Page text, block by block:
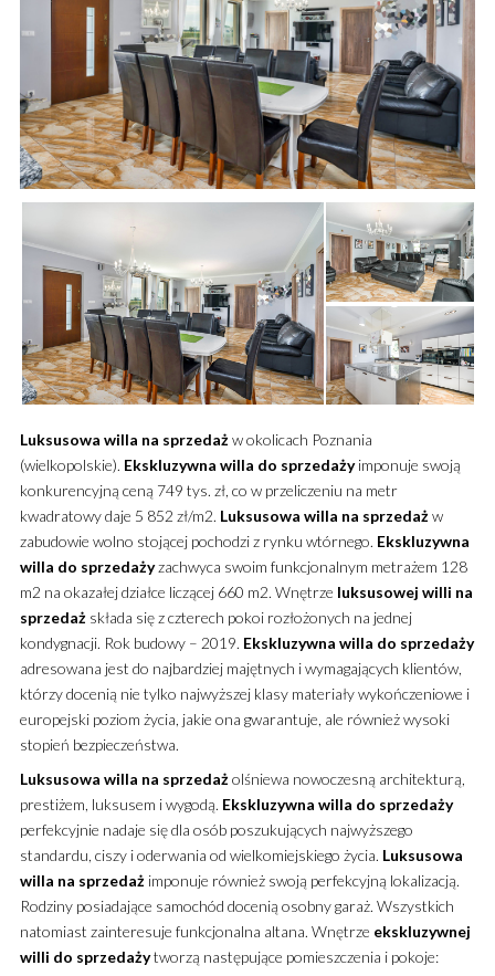
Luksusowa willa na sprzedażw okolicach Poznania
(wielkopolskie). Ekskluzywna willa do sprzedażyimponuje swoją
konkurencyjną ceną 749 tys. zł, co w przeliczeniu na metr
kwadratowy daje 5 852 zł/m2. Luksusowa willa na sprzedażw
zabudowie wolno stojącej pochodzi z rynku wtórnego. Ekskluzywna
willa do sprzedażyzachwyca swoim funkcjonalnym metrażem 128
m2 na okazałej działce liczącej 660 m2. Wnętrze luksusowej willi na
sprzedażskłada się z czterech pokoi rozłożonych na jednej
kondygnacji. Rok budowy – 2019. Ekskluzywna willa do sprzedaży
adresowana jest do najbardziej majętnych i wymagających klientów,
którzy docenią nie tylko najwyższej klasy materiały wykończeniowe i
europejski poziom życia, jakie ona gwarantuje, ale również wysoki
stopień bezpieczeństwa.
Luksusowa willa na sprzedażolśniewa nowoczesną architekturą,
prestiżem, luksusem i wygodą. Ekskluzywna willa do sprzedaży
perfekcyjnie nadaje się dla osób poszukujących najwyższego
standardu, ciszy i oderwania od wielkomiejskiego życia. Luksusowa
willa na sprzedażimponuje również swoją perfekcyjną lokalizacją.
Rodziny posiadające samochód docenią osobny garaż. Wszystkich
natomiast zainteresuje funkcjonalna altana. Wnętrze ekskluzywnej
willi do sprzedażytworzą następujące pomieszczenia i pokoje: